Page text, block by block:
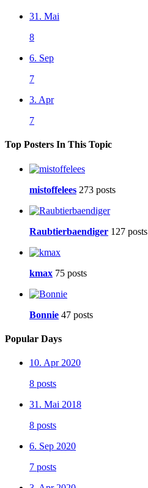
31. Mai
8
6. Sep
7
3. Apr
7
Top Posters In This Topic
mistoffelees 273 posts
Raubtierbaendiger 127 posts
kmax 75 posts
Bonnie 47 posts
Popular Days
10. Apr 2020
8 posts
31. Mai 2018
8 posts
6. Sep 2020
7 posts